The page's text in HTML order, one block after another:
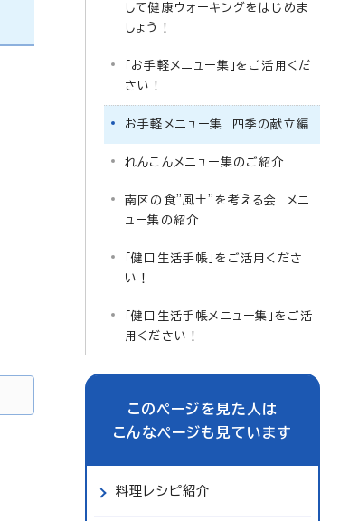
して健康ウォーキングをはじめま
しょう！
「お手軽メニュー集」をご活用くだ
さい！
お手軽メニュー集 四季の献立編
れんこんメニュー集のご紹介
南区の食”風土”を考える会 メニ
ュー集の紹介
「健口生活手帳」をご活用くださ
い！
「健口生活手帳メニュー集」をご活
用ください！
このページを見た人は
こんなページも見ています
料理レシピ紹介